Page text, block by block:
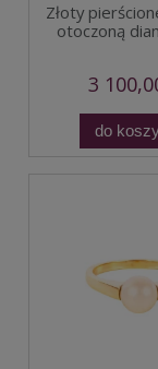
Złoty
otoczoną
3
do